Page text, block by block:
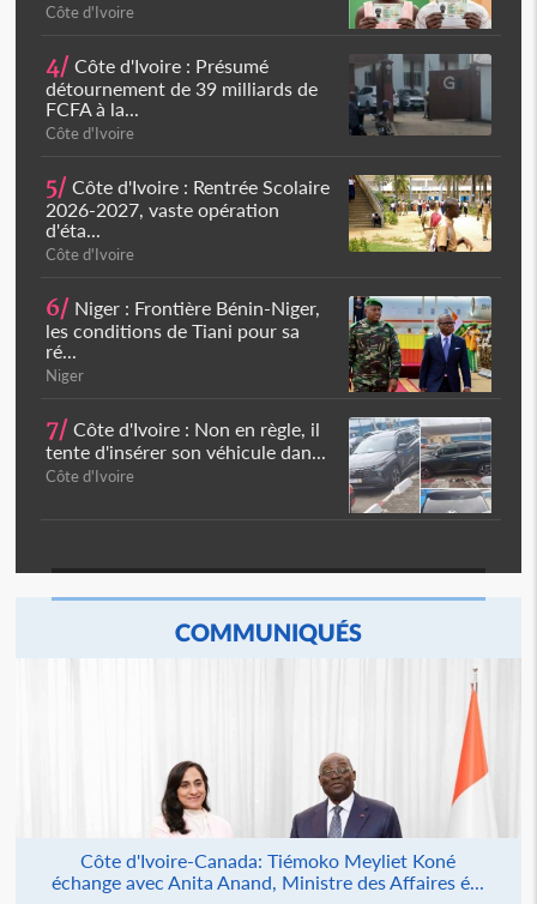
Côte d'Ivoire
4/ Côte d'Ivoire : Présumé
détournement de 39 milliards de
FCFA à la...
Côte d'Ivoire
5/ Côte d'Ivoire : Rentrée Scolaire
2026-2027, vaste opération
d'éta...
Côte d'Ivoire
6/ Niger : Frontière Bénin-Niger,
les conditions de Tiani pour sa
ré...
Niger
7/ Côte d'Ivoire : Non en règle, il
tente d'insérer son véhicule dan...
Côte d'Ivoire
COMMUNIQUÉS
Côte d'Ivoire-Canada: Tiémoko Meyliet Koné
échange avec Anita Anand, Ministre des Affaires é...